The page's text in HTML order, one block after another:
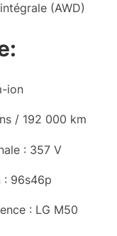
(AWD)
ion
/ 192 000 km
: 357 V
: 96s46p
: LG M50